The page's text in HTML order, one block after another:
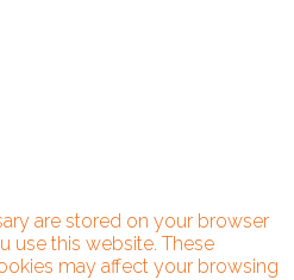
are stored on your browser
use this website. These
may affect your browsing